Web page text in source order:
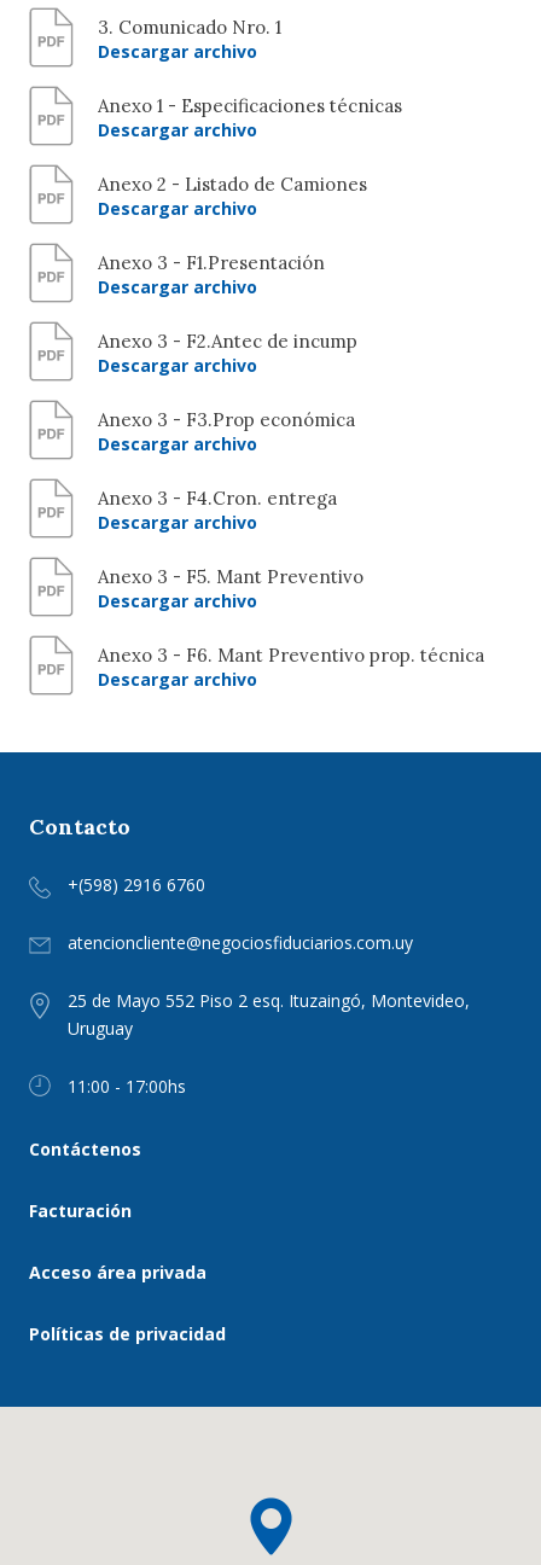
3. Comunicado Nro. 1
Descargar archivo
Anexo 1 - Especificaciones técnicas
Descargar archivo
Anexo 2 - Listado de Camiones
Descargar archivo
Anexo 3 - F1.Presentación
Descargar archivo
Anexo 3 - F2.Antec de incump
Descargar archivo
Anexo 3 - F3.Prop económica
Descargar archivo
Anexo 3 - F4.Cron. entrega
Descargar archivo
Anexo 3 - F5. Mant Preventivo
Descargar archivo
Anexo 3 - F6. Mant Preventivo prop. técnica
Descargar archivo
Contacto
+(598) 2916 6760
atencioncliente@negociosfiduciarios.com.uy
25 de Mayo 552 Piso 2 esq. Ituzaingó, Montevideo,
Uruguay
11:00 - 17:00hs
Contáctenos
Facturación
Acceso área privada
Políticas de privacidad